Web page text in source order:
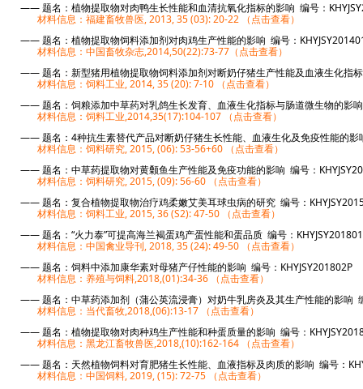
—— 题名：植物提取物对肉鸭生长性能和血清抗氧化指标的影响 编号：
材料信息：福建畜牧兽医, 2013, 35 (03): 20-22 （点击查看）
—— 题名：植物提取物饲料添加剂对肉鸡生产性能的影响 编号：
材料信息：中国畜牧杂志,2014,50(22):73-77（点击查看）
—— 题名：新型猪用植物提取物饲料添加剂对断奶仔猪生产性能及血液生化指
材料信息：饲料工业, 2014, 35 (20): 7-10 （点击查看）
—— 题名：饲粮添加中草药对乳鸽生长发育、血液生化指标与肠道微生物的
材料信息：饲料工业,2014,35(17):104-107 （点击查看）
—— 题名：4种抗生素替代产品对断奶仔猪生长性能、血液生化及免疫性能的
材料信息：饲料研究, 2015, (06): 53-56+60 （点击查看）
—— 题名：中草药提取物对黄颡鱼生产性能及免疫功能的影响 编号：
材料信息：饲料研究, 2015, (09): 56-60 （点击查看）
—— 题名：复合植物提取物治疗鸡柔嫩艾美耳球虫病的研究 编号：
材料信息：饲料工业, 2015, 36 (S2): 47-50 （点击查看）
—— 题名：“火力泰”可提高海兰褐蛋鸡产蛋性能和蛋品质 编号：
材料信息：中国禽业导刊, 2018, 35 (24): 49-50 （点击查看）
—— 题名：饲料中添加康华素对母猪产仔性能的影响 编号：
材料信息：养殖与饲料,2018,(01):34-36 （点击查看）
—— 题名：中草药添加剂（蒲公英流浸膏）对奶牛乳房炎及其生产性能的影
材料信息：当代畜牧,2018,(06):13-17 （点击查看）
—— 题名：植物提取物对肉种鸡生产性能和种蛋质量的影响 编号：
材料信息：黑龙江畜牧兽医,2018,(10):162-164 （点击查看）
—— 题名：天然植物饲料对育肥猪生长性能、血液指标及肉质的影响 编号：
材料信息：中国饲料, 2019, (15): 72-75 （点击查看）